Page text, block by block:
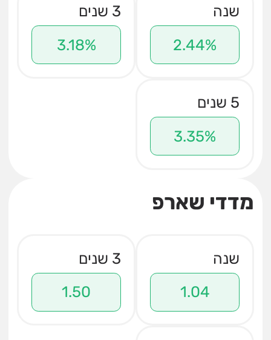
שנה
2.44%
3 שנים
3.18%
5 שנים
3.35%
מדדי שארפ
שנה
1.04
3 שנים
1.50